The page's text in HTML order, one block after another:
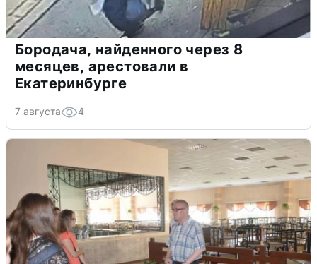
Бородача, найденного через 8
месяцев, арестовали в
Екатеринбурге
7 августа 4